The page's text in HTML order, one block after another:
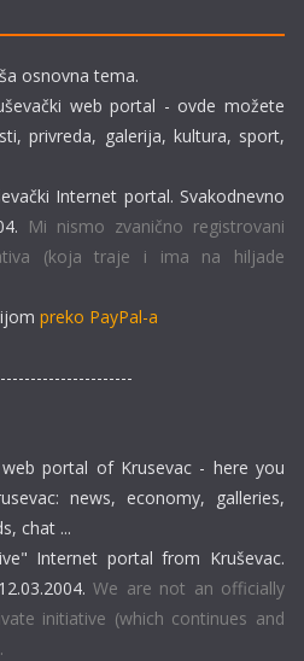
osnovna tema.
web portal - ovde možete
privreda, galerija, kultura, sport,
Internet portal. Svakodnevno
Mi nismo zvanično registrovani
(koja traje i ima na hiljade
preko PayPal-a
portal of Krusevac - here you
news, economy, galleries,
chat ...
Internet portal from Kruševac.
We are not an officially
initiative (which continues and